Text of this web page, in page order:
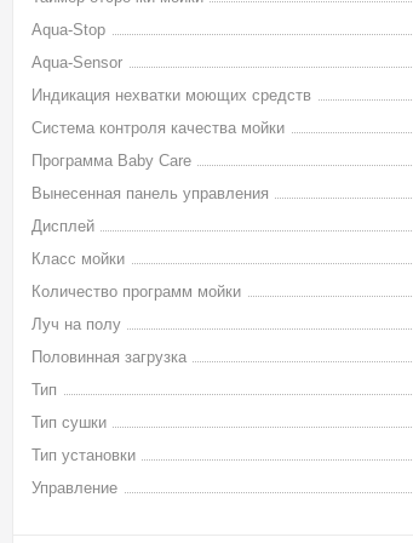
Aqua-Stop
Aqua-Sensor
Индикация нехватки моющих средств
Система контроля качества мойки
Программа Baby Care
Вынесенная панель управления
Дисплей
Класс мойки
Количество программ мойки
Луч на полу
Половинная загрузка
Тип
Тип сушки
Тип установки
Управление